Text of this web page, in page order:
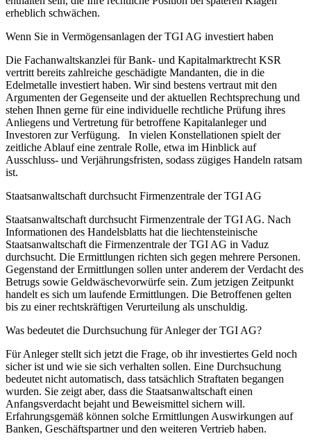
erheblich schwächen.
Wenn Sie in Vermögensanlagen der TGI AG investiert haben
Die Fachanwaltskanzlei für Bank- und Kapitalmarktrecht KSR
vertritt bereits zahlreiche geschädigte Mandanten, die in die
Edelmetalle investiert haben. Wir sind bestens vertraut mit den
Argumenten der Gegenseite und der aktuellen Rechtsprechung und
stehen Ihnen gerne für eine individuelle rechtliche Prüfung ihres
Anliegens und Vertretung für betroffene Kapitalanleger und
Investoren zur Verfügung. In vielen Konstellationen spielt der
zeitliche Ablauf eine zentrale Rolle, etwa im Hinblick auf
Ausschluss- und Verjährungsfristen, sodass zügiges Handeln ratsam
ist.
Staatsanwaltschaft durchsucht Firmenzentrale der TGI AG
Staatsanwaltschaft durchsucht Firmenzentrale der TGI AG. Nach
Informationen des Handelsblatts hat die liechtensteinische
Staatsanwaltschaft die Firmenzentrale der TGI AG in Vaduz
durchsucht. Die Ermittlungen richten sich gegen mehrere Personen.
Gegenstand der Ermittlungen sollen unter anderem der Verdacht des
Betrugs sowie Geldwäschevorwürfe sein. Zum jetzigen Zeitpunkt
handelt es sich um laufende Ermittlungen. Die Betroffenen gelten
bis zu einer rechtskräftigen Verurteilung als unschuldig.
Was bedeutet die Durchsuchung für Anleger der TGI AG?
Für Anleger stellt sich jetzt die Frage, ob ihr investiertes Geld noch
sicher ist und wie sie sich verhalten sollen. Eine Durchsuchung
bedeutet nicht automatisch, dass tatsächlich Straftaten begangen
wurden. Sie zeigt aber, dass die Staatsanwaltschaft einen
Anfangsverdacht bejaht und Beweismittel sichern will.
Erfahrungsgemäß können solche Ermittlungen Auswirkungen auf
Banken, Geschäftspartner und den weiteren Vertrieb haben.